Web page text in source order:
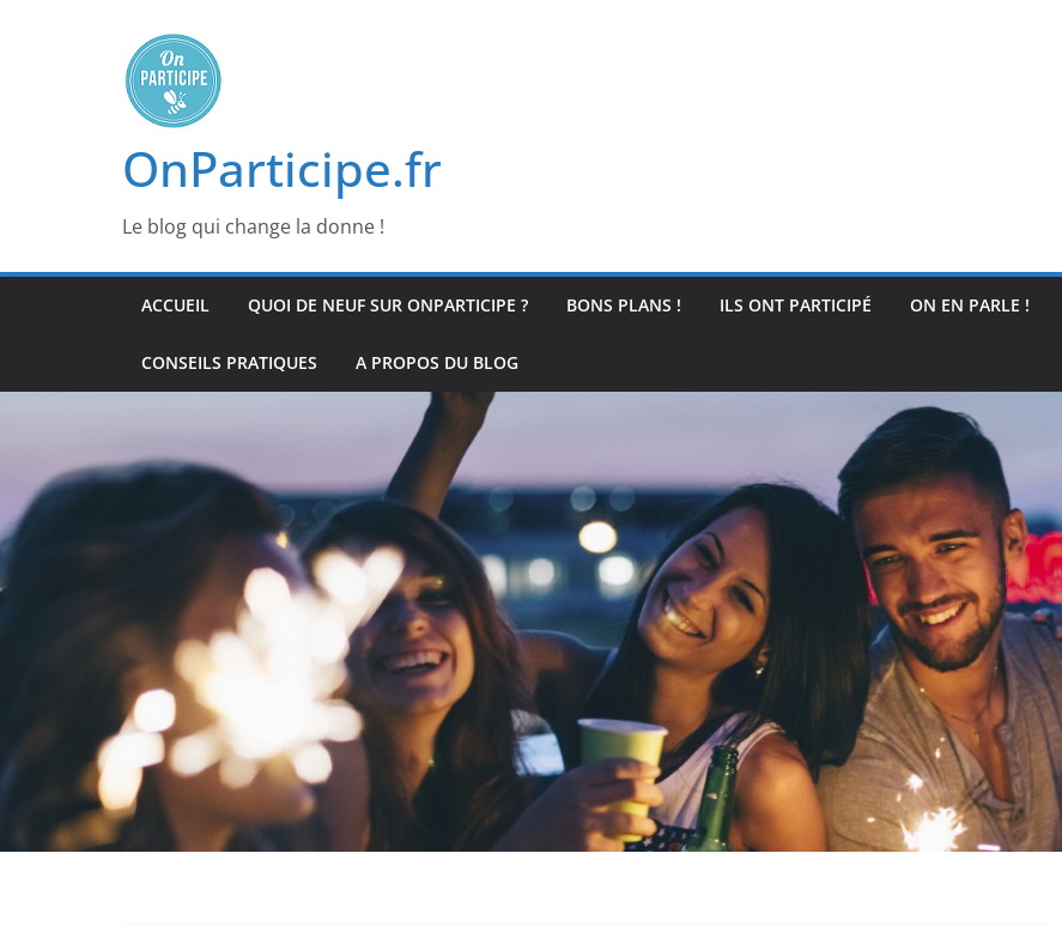
OnParticipe.fr
Le blog qui change la donne !
ACCUEIL QUOI DE NEUF SUR ONPARTICIPE ? BONS PLANS ! ILS ONT PARTICIPÉ ON EN PARLE !
CONSEILS PRATIQUES A PROPOS DU BLOG